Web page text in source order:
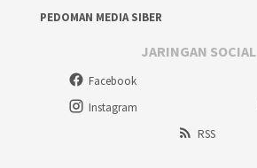
PEDOMAN MEDIA SIBER
JARINGAN SOCIAL
Facebook
Instagram
RSS